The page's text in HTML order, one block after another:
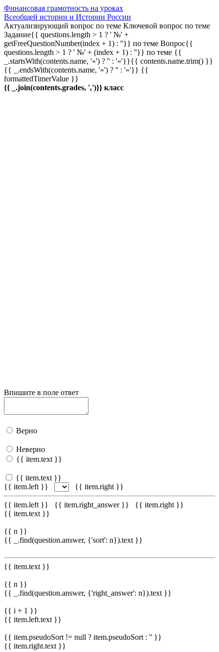
Финансовая грамотность на уроках
Всеобщей истории и Истории России
Актуализирующий вопрос по теме Ключевой вопрос по теме
Задание{{ questions.length > 1 ? ' №' +
getFreeQuestionNumber(index + 1) : ''}} по теме Вопрос{{
questions.length > 1 ? ' №' + (index + 1) : ''}} по теме {{
_.startsWith(contents.name, '«') ? '' : '«'}}{{ contents.name.trim() }}
{{ _.endsWith(contents.name, '»') ? '' : '»'}} {{
formattedTimerValue }}
{{ _.join(contents.grades, ',')}} класс
Впишите в поле ответ
Верно
Неверно
{{ item.text }}
{{ item.text }}
{{ item.left }}
{{ item.right }}
{{ item.left }} {{ item.right_answer }}
{{ item.right }}
{{ item.text }}
{{ n }}
{{ _.find(question.answer, {'sort': n}).text }}
{{ item.text }}
{{ n }}
{{ _.find(question.answer, {'right_answer': n}).text }}
{{ i + 1 }}
{{ item.left.text }}
{{ item.pseudoSort != null ? item.pseudoSort : '' }}
{{ item.right.text }}